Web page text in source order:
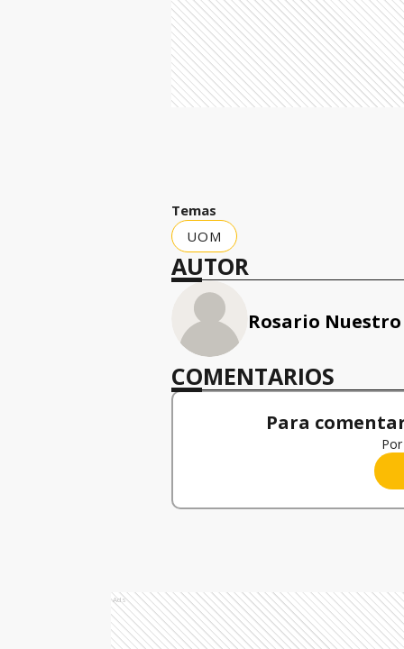
Temas
UOM
AUTOR
Rosario Nuestro
COMENTARIOS
Para
Ads